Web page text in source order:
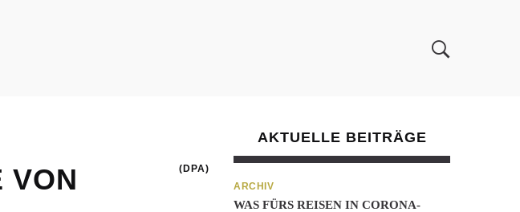
VON
(DPA)
AKTUELLE BEITRÄGE
ARCHIV
WAS FÜRS REISEN IN CORONA-